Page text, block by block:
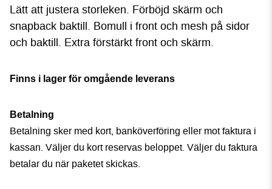
Lätt att justera storleken. Förböjd skärm och
snapback baktill. Bomull i front och mesh på sidor
och baktill. Extra förstärkt front och skärm.
Finns i lager för omgående leverans
Betalning
Betalning sker med kort, banköverföring eller mot faktura i
kassan. Väljer du kort reservas beloppet. Väljer du faktura
betalar du när paketet skickas.